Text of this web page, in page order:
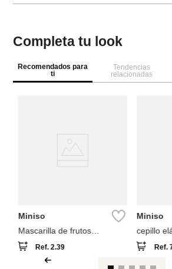
Completa tu look
Recomendados para
ti
Tendencias
relacionadas
Miniso
Mascarilla de frutos
colección tsum (cereza)
Ref.2.39
Miniso
cepillo
galax
Ref.